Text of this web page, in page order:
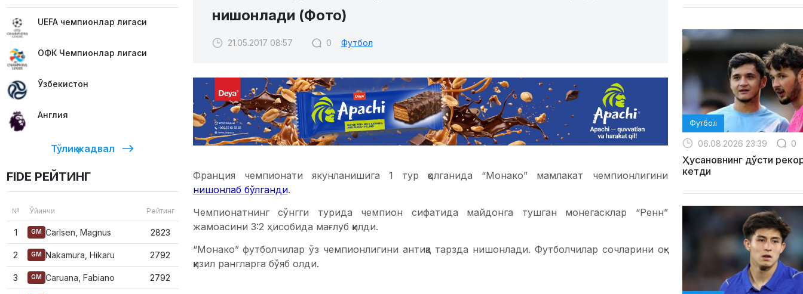
UEFA чемпионлар лигаси
ОФК Чемпионлар лигаси
Ўзбекистон
Англия
Тўлиқ жадвал
FIDE РЕЙТИНГ
№ Ўйинчи Рейтинг
1 GM Carlsen, Magnus 2823
2 GM Nakamura, Hikaru 2792
3 GM Caruana, Fabiano 2792
нишонлади (Фото)
21.05.2017 08:57 0 Футбол
Франция чемпионати якунланишига 1 тур қолганида “Монако” мамлакат чемпионлигини
нишонлаб бўлганди.
Чемпионатнинг сўнгги турида чемпион сифатида майдонга тушган монегасклар “Ренн”
жамоасини 3:2 ҳисобида мағлуб қилди.
“Монако” футболчилар ўз чемпионлигини антиқа тарзда нишонлади. Футболчилар сочларини оқ-
қизил рангларга бўяб олди.
Футбол
06.08.2026 23:39 0
Ҳусановнинг дўсти
кетди